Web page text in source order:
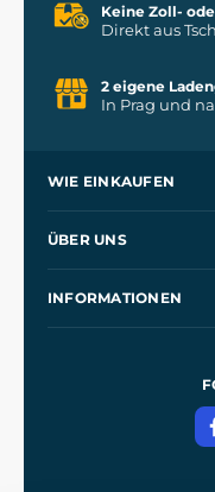
Keine Zoll-
Direkt aus
2 eigene
In Prag und
WIE EINKAUFEN
Kontakt
ÜBER UNS
INFORMATIONEN